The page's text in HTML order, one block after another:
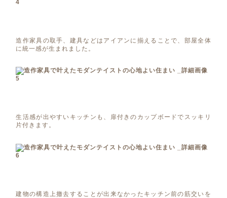
造作家具の取手、建具などはアイアンに揃えることで、部屋全体
に統一感が生まれました。
生活感が出やすいキッチンも、扉付きのカップボードでスッキリ
片付きます。
建物の構造上撤去することが出来なかったキッチン前の筋交いを